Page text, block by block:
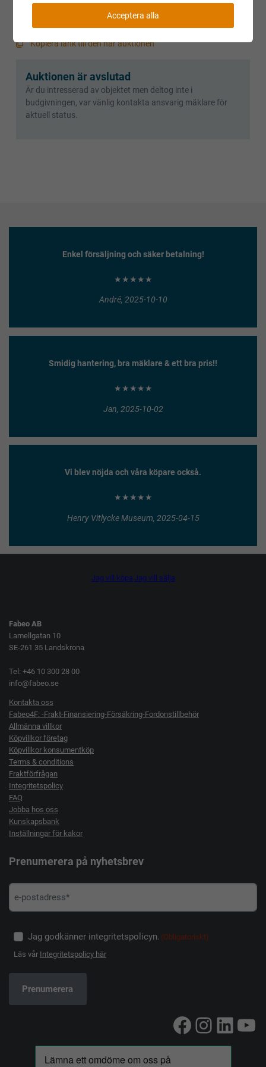
Villkor och regler
Kopiera länk till den här auktionen
Auktionen är avslutad
Är du intresserad av objektet men deltog inte i
budgivningen, var vänlig kontakta ansvarig mäklare för
aktuell status.
Enkel försäljning och säker betalning!
★★★★★
André, 2025-10-10
Smidig hantering, bra mäklare & ett bra pris!!
★★★★★
Jan, 2025-10-02
Vi blev nöjda och våra köpare också.
★★★★★
Henry Vitlycke Museum, 2025-04-15
Jag vill köpa Jag vill sälja
Fabeo AB
Lamellgatan 10
SE-261 35 Landskrona
Tel: +46 10 300 28 00
info@fabeo.se
Kontakta oss
Fabeo4F: -Frakt-Finansiering-Försäkring-Fordonstillbehör
Allmänna villkor
Köpvillkor företag
Köpvillkor konsumentköp
Terms & conditions
Fraktförfrågan
Integritetspolicy
FAQ
Jobba hos oss
Kunskapsbank
Inställningar för kakor
Prenumerera på nyhetsbrev
Jag godkänner integritetspolicyn. (Obligatoriskt)
Läs vår Integritetspolicy här
Facebook
Acceptera alla